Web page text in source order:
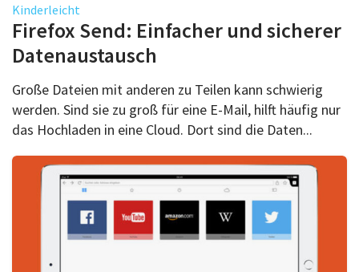
Kinderleicht
Firefox Send: Einfacher und sicherer
Datenaustausch
Große Dateien mit anderen zu Teilen kann schwierig
werden. Sind sie zu groß für eine E-Mail, hilft häufig nur
das Hochladen in eine Cloud. Dort sind die Daten...